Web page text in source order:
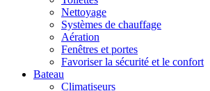
Nettoyage
Systèmes de chauffage
Aération
Fenêtres et portes
Favoriser la sécurité et le confort
Bateau
Climatiseurs